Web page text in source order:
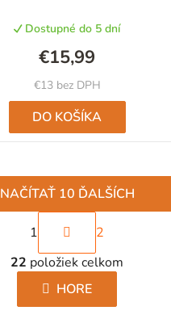
Dostupné do 5 dní
€13 bez DPH
€15,99
DO KOŠÍKA
O
v
l
á
NAČÍTAŤ 10 ĎALŠÍCH
S
t
r
á
n
1
2
22 položiek celkom
HORE